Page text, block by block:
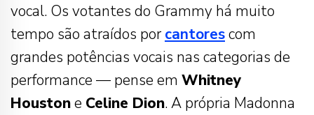
vocal. Os votantes do Grammy há muito
tempo são atraídos por cantorescom
grandes potências vocais nas categorias de
performance — pense em Whitney
Houstone Celine Dion. A própria Madonna